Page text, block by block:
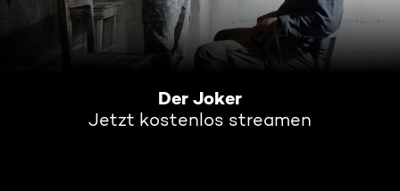
Der Joker
Jetzt kostenlos streamen